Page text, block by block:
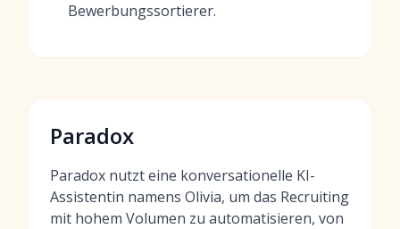
Bewerbungssortierer.
Paradox
Paradox nutzt eine konversationelle KI-
Assistentin namens Olivia, um das Recruiting
mit hohem Volumen zu automatisieren, von